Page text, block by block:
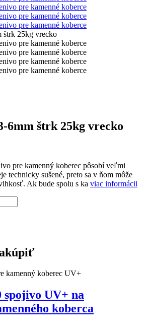
6mm štrk 25kg vrecko
pre kamenný koberec pôsobí veľmi
technicky sušené, preto sa v ňom môže
Ak bude spolu s ka viac informácii
spojivo UV+ na
koberca